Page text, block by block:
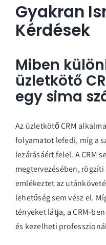
Gyakran
Kérdések
Miben
üzletkötő
egy sima
Az üzletkötő CRM
folyamatot lefedi, míg a
lezárásáért felel. A CRM
megtervezésében,
emlékeztet az
lehetőség sem vész el.
tényeket látja, a CRM-
és kezelheti